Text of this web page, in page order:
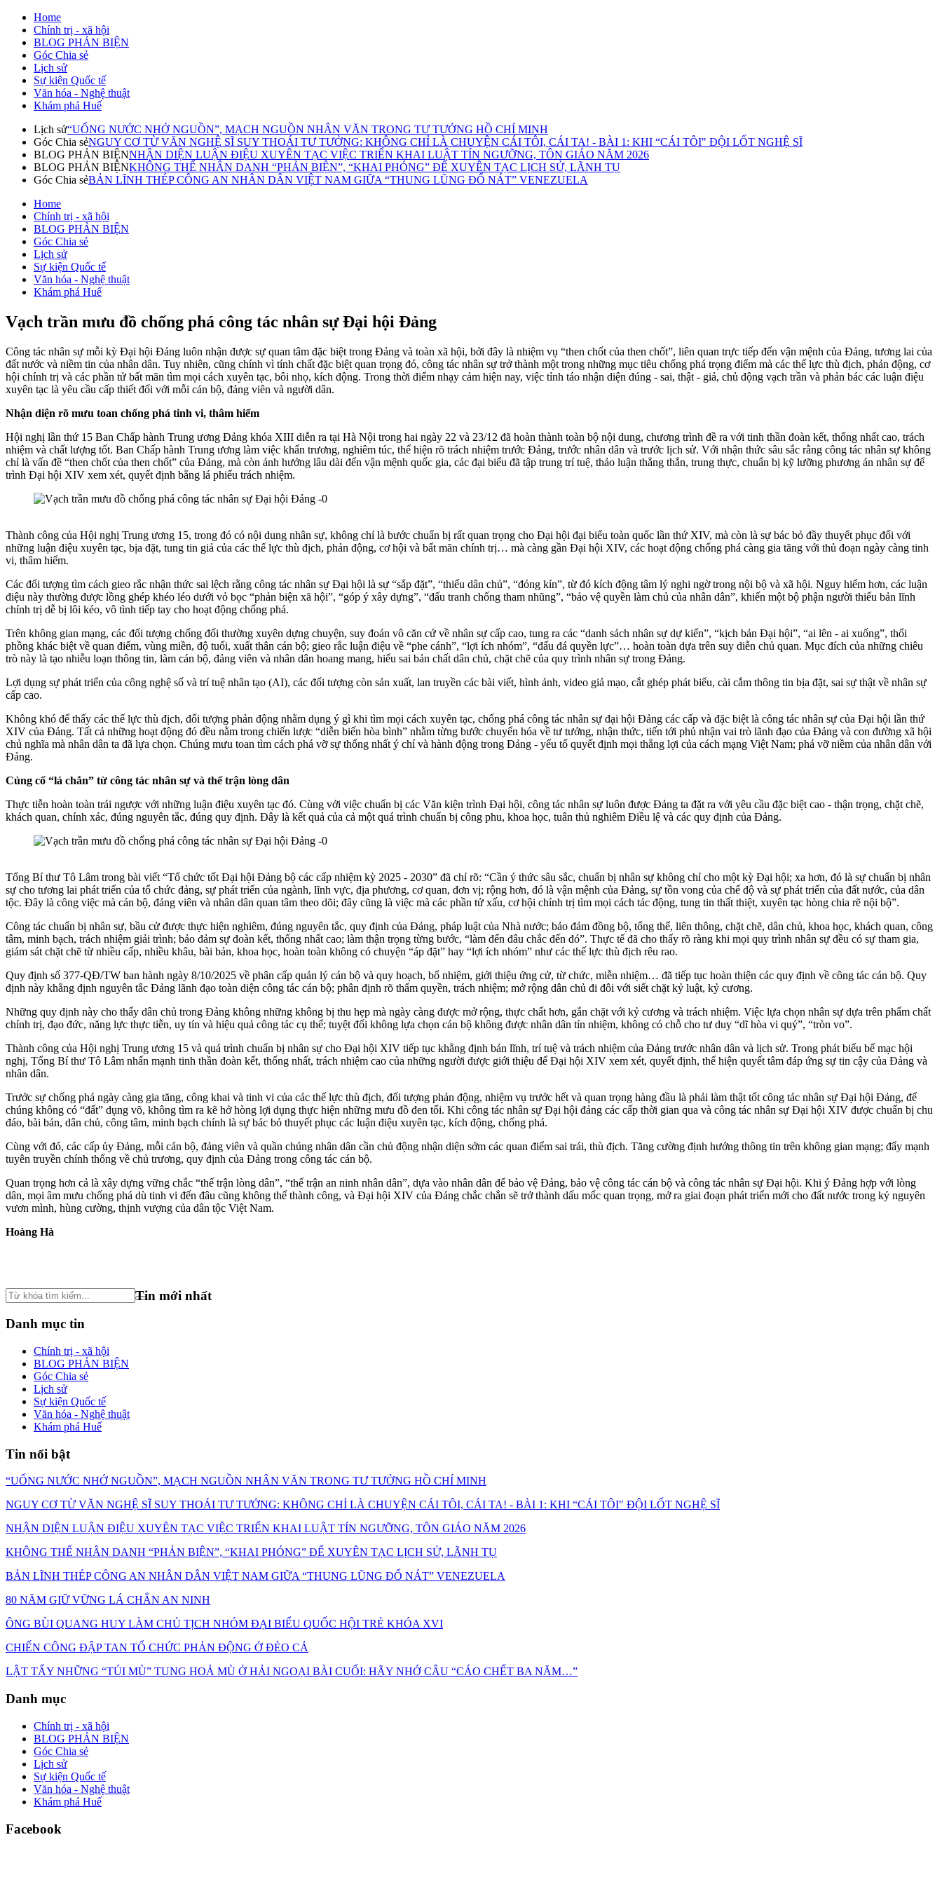
Home
Chính trị - xã hội
BLOG PHẢN BIỆN
Góc Chia sẻ
Lịch sử
Sự kiện Quốc tế
Văn hóa - Nghệ thuật
Khám phá Huế
Lịch sử“UỐNG NƯỚC NHỚ NGUỒN”, MẠCH NGUỒN NHÂN VĂN TRONG TƯ TƯỞNG HỒ CHÍ MINH
Góc Chia sẻNGUY CƠ TỪ VĂN NGHỆ SĨ SUY THOÁI TƯ TƯỞNG: KHÔNG CHỈ LÀ CHUYỆN CÁI TÔI, CÁI TA! - BÀI 1: KHI “CÁI TÔI" ĐỘI LỐT NGHỆ SĨ
BLOG PHẢN BIỆNNHẬN DIỆN LUẬN ĐIỆU XUYÊN TẠC VIỆC TRIỂN KHAI LUẬT TÍN NGƯỠNG, TÔN GIÁO NĂM 2026
BLOG PHẢN BIỆNKHÔNG THỂ NHÂN DANH “PHẢN BIỆN”, “KHAI PHÓNG” ĐỂ XUYÊN TẠC LỊCH SỬ, LÃNH TỤ
Góc Chia sẻBẢN LĨNH THÉP CÔNG AN NHÂN DÂN VIỆT NAM GIỮA “THUNG LŨNG ĐỔ NÁT” VENEZUELA
Home
Chính trị - xã hội
BLOG PHẢN BIỆN
Góc Chia sẻ
Lịch sử
Sự kiện Quốc tế
Văn hóa - Nghệ thuật
Khám phá Huế
Vạch trần mưu đồ chống phá công tác nhân sự Đại hội Đảng
Công tác nhân sự mỗi kỳ Đại hội Đảng luôn nhận được sự quan tâm đặc biệt trong Đảng và toàn xã hội, bởi đây là nhiệm vụ “then chốt của then chốt”, liên quan trực tiếp đến vận mệnh của Đảng, tương lai của
đất nước và niềm tin của nhân dân. Tuy nhiên, cũng chính vì tính chất đặc biệt quan trọng đó, công tác nhân sự trở thành một trong những mục tiêu chống phá trọng điểm mà các thế lực thù địch, phản động, cơ
hội chính trị và các phần tử bất mãn tìm mọi cách xuyên tạc, bôi nhọ, kích động. Trong thời điểm nhạy cảm hiện nay, việc tỉnh táo nhận diện đúng - sai, thật - giả, chủ động vạch trần và phản bác các luận điệu
xuyên tạc là yêu cầu cấp thiết đối với mỗi cán bộ, đảng viên và người dân.
Nhận diện rõ mưu toan chống phá tinh vi, thâm hiểm
Hội nghị lần thứ 15 Ban Chấp hành Trung ương Đảng khóa XIII diễn ra tại Hà Nội trong hai ngày 22 và 23/12 đã hoàn thành toàn bộ nội dung, chương trình đề ra với tinh thần đoàn kết, thống nhất cao, trách
nhiệm và chất lượng tốt. Ban Chấp hành Trung ương làm việc khẩn trương, nghiêm túc, thể hiện rõ trách nhiệm trước Đảng, trước nhân dân và trước lịch sử. Với nhận thức sâu sắc rằng công tác nhân sự không
chỉ là vấn đề “then chốt của then chốt” của Đảng, mà còn ảnh hưởng lâu dài đến vận mệnh quốc gia, các đại biểu đã tập trung trí tuệ, thảo luận thẳng thắn, trung thực, chuẩn bị kỹ lưỡng phương án nhân sự để
trình Đại hội XIV xem xét, quyết định bằng lá phiếu trách nhiệm.
Thành công của Hội nghị Trung ương 15, trong đó có nội dung nhân sự, không chỉ là bước chuẩn bị rất quan trọng cho Đại hội đại biểu toàn quốc lần thứ XIV, mà còn là sự bác bỏ đầy thuyết phục đối với
những luận điệu xuyên tạc, bịa đặt, tung tin giả của các thế lực thù địch, phản động, cơ hội và bất mãn chính trị… mà càng gần Đại hội XIV, các hoạt động chống phá càng gia tăng với thủ đoạn ngày càng tinh
vi, thâm hiểm.
Các đối tượng tìm cách gieo rắc nhận thức sai lệch rằng công tác nhân sự Đại hội là sự “sắp đặt”, “thiếu dân chủ”, “đóng kín”, từ đó kích động tâm lý nghi ngờ trong nội bộ và xã hội. Nguy hiểm hơn, các luận
điệu này thường được lồng ghép khéo léo dưới vỏ bọc “phản biện xã hội”, “góp ý xây dựng”, “đấu tranh chống tham nhũng”, “bảo vệ quyền làm chủ của nhân dân”, khiến một bộ phận người thiếu bản lĩnh
chính trị dễ bị lôi kéo, vô tình tiếp tay cho hoạt động chống phá.
Trên không gian mạng, các đối tượng chống đối thường xuyên dựng chuyện, suy đoán vô căn cứ về nhân sự cấp cao, tung ra các “danh sách nhân sự dự kiến”, “kịch bản Đại hội”, “ai lên - ai xuống”, thổi
phồng khác biệt về quan điểm, vùng miền, độ tuổi, xuất thân cán bộ; gieo rắc luận điệu về “phe cánh”, “lợi ích nhóm”, “đấu đá quyền lực”… hoàn toàn dựa trên suy diễn chủ quan. Mục đích của những chiêu
trò này là tạo nhiễu loạn thông tin, làm cán bộ, đảng viên và nhân dân hoang mang, hiểu sai bản chất dân chủ, chặt chẽ của quy trình nhân sự trong Đảng.
Lợi dụng sự phát triển của công nghệ số và trí tuệ nhân tạo (AI), các đối tượng còn sản xuất, lan truyền các bài viết, hình ảnh, video giả mạo, cắt ghép phát biểu, cài cắm thông tin bịa đặt, sai sự thật về nhân sự
cấp cao.
Không khó để thấy các thế lực thù địch, đối tượng phản động nhằm dụng ý gì khi tìm mọi cách xuyên tạc, chống phá công tác nhân sự đại hội Đảng các cấp và đặc biệt là công tác nhân sự của Đại hội lần thứ
XIV của Đảng. Tất cả những hoạt động đó đều nằm trong chiến lược “diễn biến hòa bình” nhằm từng bước chuyển hóa về tư tưởng, nhận thức, tiến tới phủ nhận vai trò lãnh đạo của Đảng và con đường xã hội
chủ nghĩa mà nhân dân ta đã lựa chọn. Chúng mưu toan tìm cách phá vỡ sự thống nhất ý chí và hành động trong Đảng - yếu tố quyết định mọi thắng lợi của cách mạng Việt Nam; phá vỡ niềm của nhân dân với
Đảng.
Củng cố “lá chắn” từ công tác nhân sự và thế trận lòng dân
Thực tiễn hoàn toàn trái ngược với những luận điệu xuyên tạc đó. Cùng với việc chuẩn bị các Văn kiện trình Đại hội, công tác nhân sự luôn được Đảng ta đặt ra với yêu cầu đặc biệt cao - thận trọng, chặt chẽ,
khách quan, chính xác, đúng nguyên tắc, đúng quy định. Đây là kết quả của cả một quá trình chuẩn bị công phu, khoa học, tuân thủ nghiêm Điều lệ và các quy định của Đảng.
Tổng Bí thư Tô Lâm trong bài viết “Tổ chức tốt Đại hội Đảng bộ các cấp nhiệm kỳ 2025 - 2030” đã chỉ rõ: “Cần ý thức sâu sắc, chuẩn bị nhân sự không chỉ cho một kỳ Đại hội; xa hơn, đó là sự chuẩn bị nhân
sự cho tương lai phát triển của tổ chức đảng, sự phát triển của ngành, lĩnh vực, địa phương, cơ quan, đơn vị; rộng hơn, đó là vận mệnh của Đảng, sự tồn vong của chế độ và sự phát triển của đất nước, của dân
tộc. Đây là công việc mà cán bộ, đảng viên và nhân dân quan tâm theo dõi; đây cũng là việc mà các phần tử xấu, cơ hội chính trị tìm mọi cách tác động, tung tin thất thiệt, xuyên tạc hòng chia rẽ nội bộ”.
Công tác chuẩn bị nhân sự, bầu cử được thực hiện nghiêm, đúng nguyên tắc, quy định của Đảng, pháp luật của Nhà nước; bảo đảm đồng bộ, tổng thể, liên thông, chặt chẽ, dân chủ, khoa học, khách quan, công
tâm, minh bạch, trách nhiệm giải trình; bảo đảm sự đoàn kết, thống nhất cao; làm thận trọng từng bước, “làm đến đâu chắc đến đó”. Thực tế đã cho thấy rõ ràng khi mọi quy trình nhân sự đều có sự tham gia,
giám sát chặt chẽ từ nhiều cấp, nhiều khâu, bài bản, khoa học, hoàn toàn không có chuyện “áp đặt” hay “lợi ích nhóm” như các thế lực thù địch rêu rao.
Quy định số 377-QĐ/TW ban hành ngày 8/10/2025 về phân cấp quản lý cán bộ và quy hoạch, bổ nhiệm, giới thiệu ứng cử, từ chức, miễn nhiệm… đã tiếp tục hoàn thiện các quy định về công tác cán bộ. Quy
định này khẳng định nguyên tắc Đảng lãnh đạo toàn diện công tác cán bộ; phân định rõ thẩm quyền, trách nhiệm; mở rộng dân chủ đi đôi với siết chặt kỷ luật, kỷ cương.
Những quy định này cho thấy dân chủ trong Đảng không những không bị thu hẹp mà ngày càng được mở rộng, thực chất hơn, gắn chặt với kỷ cương và trách nhiệm. Việc lựa chọn nhân sự dựa trên phẩm chất
chính trị, đạo đức, năng lực thực tiễn, uy tín và hiệu quả công tác cụ thể; tuyệt đối không lựa chọn cán bộ không được nhân dân tín nhiệm, không có chỗ cho tư duy “dĩ hòa vi quý”, “tròn vo”.
Thành công của Hội nghị Trung ương 15 và quá trình chuẩn bị nhân sự cho Đại hội XIV tiếp tục khẳng định bản lĩnh, trí tuệ và trách nhiệm của Đảng trước nhân dân và lịch sử. Trong phát biểu bế mạc hội
nghị, Tổng Bí thư Tô Lâm nhấn mạnh tinh thần đoàn kết, thống nhất, trách nhiệm cao của những người được giới thiệu để Đại hội XIV xem xét, quyết định, thể hiện quyết tâm đáp ứng sự tin cậy của Đảng và
nhân dân.
Trước sự chống phá ngày càng gia tăng, công khai và tinh vi của các thế lực thù địch, đối tượng phản động, nhiệm vụ trước hết và quan trọng hàng đầu là phải làm thật tốt công tác nhân sự Đại hội Đảng, để
chúng không có “đất” dụng võ, không tìm ra kẽ hở hòng lợi dụng thực hiện những mưu đồ đen tối. Khi công tác nhân sự Đại hội đảng các cấp thời gian qua và công tác nhân sự Đại hội XIV được chuẩn bị chu
đáo, bài bản, dân chủ, công tâm, minh bạch chính là sự bác bỏ thuyết phục các luận điệu xuyên tạc, kích động, chống phá.
Cùng với đó, các cấp ủy Đảng, mỗi cán bộ, đảng viên và quần chúng nhân dân cần chủ động nhận diện sớm các quan điểm sai trái, thù địch. Tăng cường định hướng thông tin trên không gian mạng; đẩy mạnh
tuyên truyền chính thống về chủ trương, quy định của Đảng trong công tác cán bộ.
Quan trọng hơn cả là xây dựng vững chắc “thế trận lòng dân”, “thế trận an ninh nhân dân”, dựa vào nhân dân để bảo vệ Đảng, bảo vệ công tác cán bộ và công tác nhân sự Đại hội. Khi ý Đảng hợp với lòng
dân, mọi âm mưu chống phá dù tinh vi đến đâu cũng không thể thành công, và Đại hội XIV của Đảng chắc chắn sẽ trở thành dấu mốc quan trọng, mở ra giai đoạn phát triển mới cho đất nước trong kỷ nguyên
vươn mình, hùng cường, thịnh vượng của dân tộc Việt Nam.
Hoàng Hà
Tin mới nhất
Danh mục tin
Chính trị - xã hội
BLOG PHẢN BIỆN
Góc Chia sẻ
Lịch sử
Sự kiện Quốc tế
Văn hóa - Nghệ thuật
Khám phá Huế
Tin nổi bật
“UỐNG NƯỚC NHỚ NGUỒN”, MẠCH NGUỒN NHÂN VĂN TRONG TƯ TƯỞNG HỒ CHÍ MINH
NGUY CƠ TỪ VĂN NGHỆ SĨ SUY THOÁI TƯ TƯỞNG: KHÔNG CHỈ LÀ CHUYỆN CÁI TÔI, CÁI TA! - BÀI 1: KHI “CÁI TÔI" ĐỘI LỐT NGHỆ SĨ
NHẬN DIỆN LUẬN ĐIỆU XUYÊN TẠC VIỆC TRIỂN KHAI LUẬT TÍN NGƯỠNG, TÔN GIÁO NĂM 2026
KHÔNG THỂ NHÂN DANH “PHẢN BIỆN”, “KHAI PHÓNG” ĐỂ XUYÊN TẠC LỊCH SỬ, LÃNH TỤ
BẢN LĨNH THÉP CÔNG AN NHÂN DÂN VIỆT NAM GIỮA “THUNG LŨNG ĐỔ NÁT” VENEZUELA
80 NĂM GIỮ VỮNG LÁ CHẮN AN NINH
ÔNG BÙI QUANG HUY LÀM CHỦ TỊCH NHÓM ĐẠI BIỂU QUỐC HỘI TRẺ KHÓA XVI
CHIẾN CÔNG ĐẬP TAN TỔ CHỨC PHẢN ĐỘNG Ở ĐÈO CẢ
LẬT TẨY NHỮNG “TÚI MÙ” TUNG HOẢ MÙ Ở HẢI NGOẠI BÀI CUỐI: HÃY NHỚ CÂU “CÁO CHẾT BA NĂM…”
Danh mục
Chính trị - xã hội
BLOG PHẢN BIỆN
Góc Chia sẻ
Lịch sử
Sự kiện Quốc tế
Văn hóa - Nghệ thuật
Khám phá Huế
Facebook